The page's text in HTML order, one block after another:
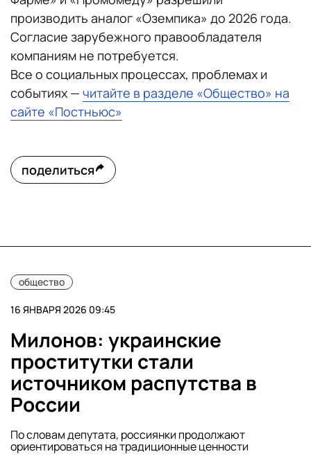
производить аналог «Оземпика» до 2026 года.
Согласие зарубежного правообладателя
компаниям не потребуется.
Все о социальных процессах, проблемах и
событиях — читайте в разделе «Общество» на
сайте «Постньюс»
поделиться
общество
16 ЯНВАРЯ 2026 09:45
Милонов: украинские
проститутки стали
источником распутства в
России
По словам депутата, россиянки продолжают
ориентироваться на традиционные ценности